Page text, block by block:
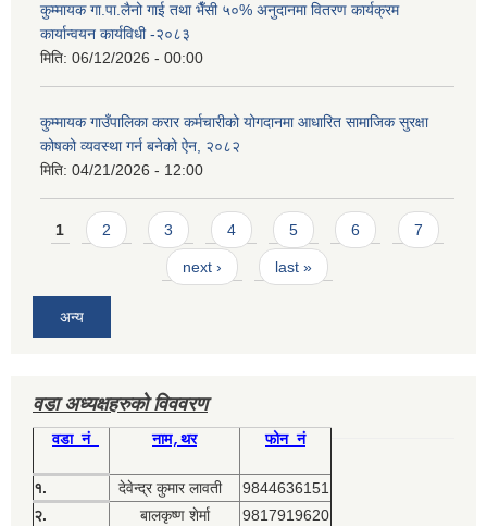
कुम्मायक गा.पा.लैनो गाई तथा भैँसी ५०% अनुदानमा वितरण कार्यक्रम
कार्यान्वयन कार्यविधी -२०८३
मिति: 06/12/2026 - 00:00
कुम्मायक गाउँपालिका करार कर्मचारीको योगदानमा आधारित सामाजिक सुरक्षा
कोषको व्यवस्था गर्न बनेको ऐन, २०८२
मिति: 04/21/2026 - 12:00
Pages
1 2 3 4 5 6 7
next › last »
अन्य
वडा अध्यक्षहरुको विववरण
वडा नं नाम,थर फोन नं
१. देवेन्द्र कुमार लावती
9844636151
२.
बालकृष्ण शेर्मा
9817919620